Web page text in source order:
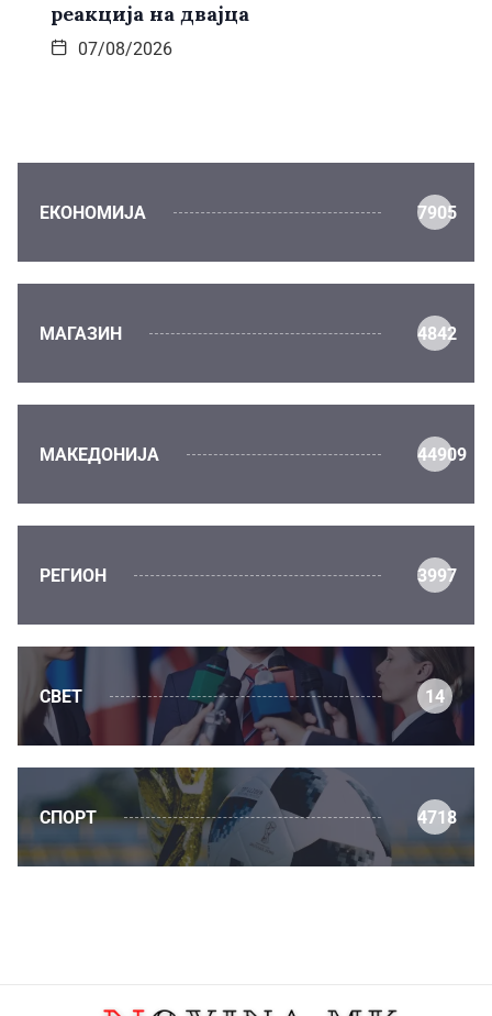
реакција на двајца
07/08/2026
ЕКОНОМИЈА 7905
МАГАЗИН 4842
МАКЕДОНИЈА 44909
РЕГИОН 3997
СВЕТ 14
СПОРТ 4718